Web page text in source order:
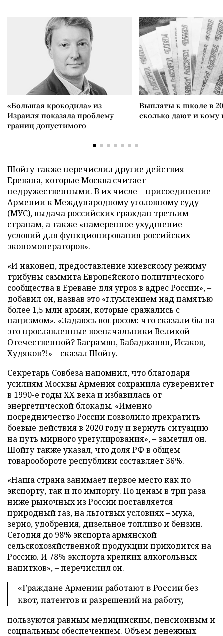
«Большая крокодила» из
Израиля показала проблему
границ допустимого
Выплаты к школе в
сколько дают и
Шойгу также перечислил другие действия
Еревана, которые Москва считает
недружественными. В их числе – присоединение
Армении к Международному уголовному суду
(МУС), выдача российских граждан третьим
странам, а также «намеренное ухудшение
условий для функционирования российских
экономоператоров».
«И наконец, предоставление киевскому режиму
трибуны саммита Европейского политического
сообщества в Ереване для угроз в адрес России», –
добавил он, назвав это «глумлением над памятью
более 1,5 млн армян, которые сражались с
нацизмом». «Задаюсь вопросом: что сказали бы на
это прославленные военачальники Великой
Отечественной? Баграмян, Бабаджанян, Исаков,
Худяков?!» – сказал Шойгу.
Секретарь Совбеза напомнил, что благодаря
усилиям Москвы Армения сохранила суверенитет
в 1990-е годы XX века и избавилась от
энергетической блокады. «Именно
посредничество России позволило прекратить
боевые действия в 2020 году и вернуть ситуацию
на путь мирного урегулирования», – заметил он.
Шойгу также указал, что доля РФ в общем
товарообороте республики составляет 36%.
«Наша страна занимает первое место как по
экспорту, так и по импорту. По ценам в три раза
ниже рыночных из России поставляется
природный газ, на льготных условиях – мука,
зерно, удобрения, дизельное топливо и бензин.
Сегодня до 98% экспорта армянской
сельскохозяйственной продукции приходится на
Россию. И 78% экспорта крепких алкогольных
напитков», – перечислил он.
«Граждане Армении работают в России без
квот, патентов и разрешений на работу,
пользуются равным медицинским, пенсионным и
социальным обеспечением. Объем денежных